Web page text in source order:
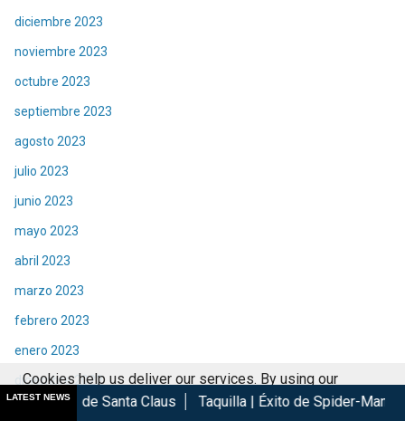
diciembre 2023
noviembre 2023
octubre 2023
septiembre 2023
agosto 2023
julio 2023
junio 2023
mayo 2023
abril 2023
marzo 2023
febrero 2023
enero 2023
diciembre 2022
noviembre 2022
LATEST NEWS
Claus Taquilla | Éxito de Spider-Man Brand New Day en
Cookies help us deliver our services. By using our
services, you agree to our use of cookies.
Got it